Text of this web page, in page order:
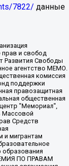
7822/ данные
Невзоров Александр Глебович, Пархоменко Сергей Борисович, Сироткин Ярослав Николаевич, Кара-Мурза Владимир Владимирович, Баранова Наталья Владимировна, Гозман Леонид Яковлевич, Кагарлицкий Борис Юльевич, Климарев Михаил Валерьевич, Милов Владимир Станиславович, Автономная некоммерческая организация Краснодарский центр современного искусства "Типография", Моргенштерн Алишер Тагирович, Соболь Любовь Эдуардовна, Общество с ограниченной ответственностью "ЛИЗА НОРМ", Каспаров Гарри Кимович, Ходорковский Михаил Борисович, Общество с ограниченной ответственностью "Апрельские тезисы", Данилович Ирина Брониславовна, Кашин Олег Владимирович, Петров Николай Владимирович, Пивоваров Алексей Владимирович, Соколов Михаил Владимирович, Цветкова Юлия Владимировна, Чичваркин Евгений Александрович, Комитет против пыток/Команда против пыток, Общество с ограниченной ответственностью "Первый научный", Общество с ограниченной ответственностью "Вертолет и ко", Белоцерковская Вероника Борисовна, Кац Максим Евгеньевич, Лазарева Татьяна Юрьевна, Шаведдинов Руслан Табризович, Яшин Илья Валерьевич, Общество с ограниченной ответственностью "Иноагент ААВ", Алешковский Дмитрий Петрович, Альбац Евгения Марковна, Быков Дмитрий Львович, Галямина Юлия Евгеньевна, Лойко Сергей Леонидович, Мартынов Кирилл Константинович, Медведев Сергей Александрович, Крашенинников Федор Геннадиевич, Гордеева Катерина Вл